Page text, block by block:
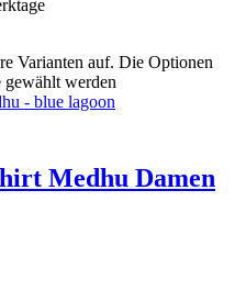
Varianten auf. Die Optionen
gewählt werden
Medhu Damen